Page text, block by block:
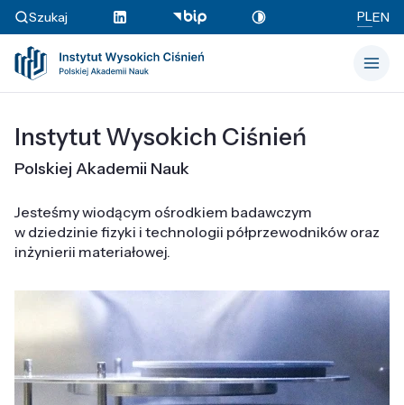
Szukaj PLEN
Instytut Wysokich Ciśnień
Polskiej Akademii Nauk
Jesteśmy wiodącym ośrodkiem badawczym
w dziedzinie fizyki i technologii półprzewodników oraz
inżynierii materiałowej.